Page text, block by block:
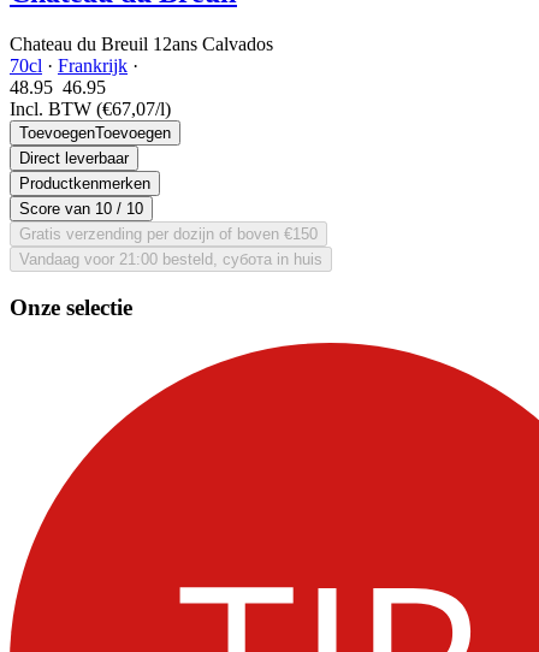
Chateau du Breuil 12ans Calvados
70cl · Frankrijk ·
48.95 46.95
Incl. BTW (€67,07/l)
ToevoegenToevoegen
Direct leverbaar
Productkenmerken
Score van 10 / 10
Gratis verzending per dozijn of boven €150
Vandaag voor 21:00 besteld, субота in huis
Onze selectie